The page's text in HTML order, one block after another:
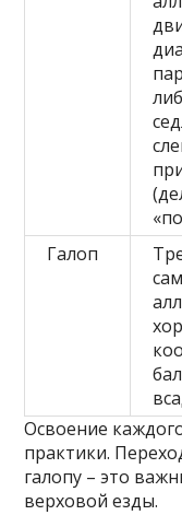
Галоп
Освоение
практики.
галопу – это
верховой езды.